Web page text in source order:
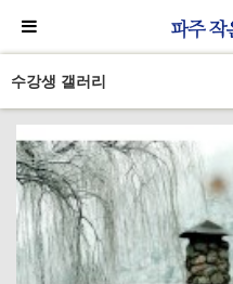
수강생 갤러리